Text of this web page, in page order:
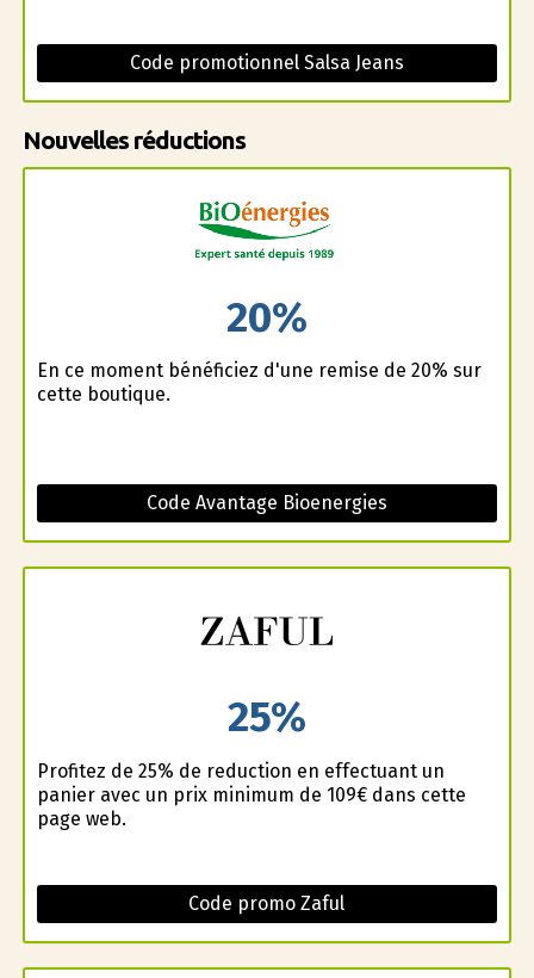
Code promotionnel Salsa Jeans
Nouvelles réductions
20%
En ce moment bénéficiez d'une remise de 20% sur
cette boutique.
Code Avantage Bioenergies
25%
Profitez de 25% de reduction en effectuant un
panier avec un prix minimum de 109€ dans cette
page web.
Code promo Zaful